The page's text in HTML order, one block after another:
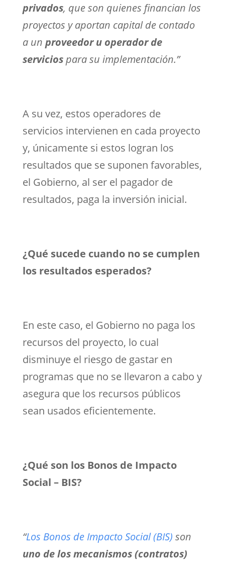
privados, que son quienes financian los
proyectos y aportan capital de contado
a un proveedor u operador de
serviciospara su implementación.”
A su vez, estos operadores de
servicios intervienen en cada proyecto
y, únicamente si estos logran los
resultados que se suponen favorables,
el Gobierno, al ser el pagador de
resultados, paga la inversión inicial.
¿Qué sucede cuando no se cumplen
los resultados esperados?
En este caso, el Gobierno no paga los
recursos del proyecto, lo cual
disminuye el riesgo de gastar en
programas que no se llevaron a cabo y
asegura que los recursos públicos
sean usados eficientemente.
¿Qué son los Bonos de Impacto
Social – BIS?
“Los Bonos de Impacto Social (BIS) son
uno de los mecanismos (contratos)